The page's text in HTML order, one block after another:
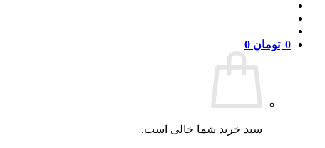
0 تومان 0
سبد خرید شما خالی است.